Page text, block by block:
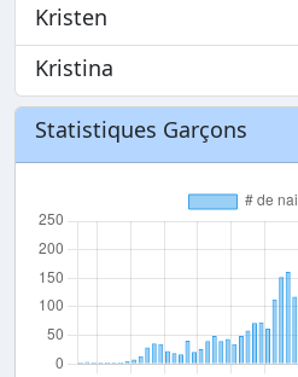
Kristen
Kristina
Statistiques Garçons